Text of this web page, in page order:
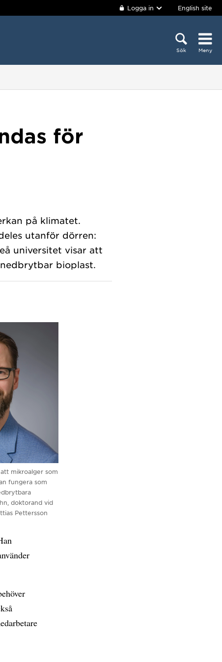
Logga in English site
Sök Meny
för
på klimatet.
utanför dörren:
universitet visar att
mikroalger som
fungera som
doktorand vid
Pettersson